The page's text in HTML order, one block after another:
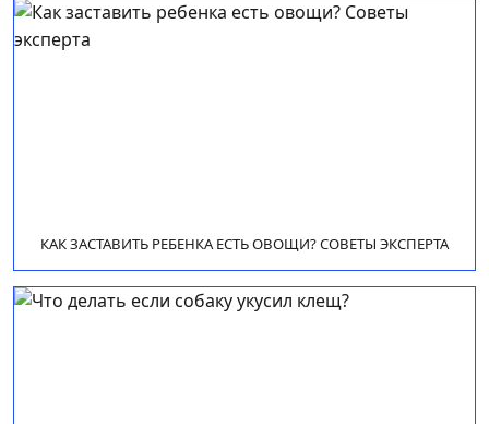
КАК ЗАСТАВИТЬ РЕБЕНКА ЕСТЬ ОВОЩИ? СОВЕТЫ ЭКСПЕРТА